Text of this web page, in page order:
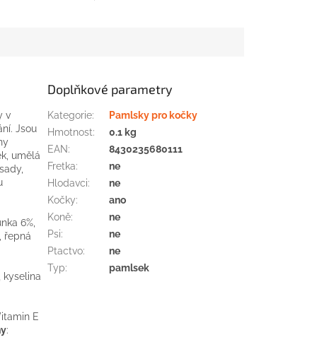
v
Jsou
umělá
6%,
řepná
kyselina
E
:
Doplňkové parametry
Kategorie:
Pamlsky pro kočky
Hmotnost:
0.1 kg
EAN:
8430235680111
Fretka:
ne
Hlodavci:
ne
Kočky:
ano
Koně:
ne
Psi:
ne
Ptactvo:
ne
Typ: pamlsek